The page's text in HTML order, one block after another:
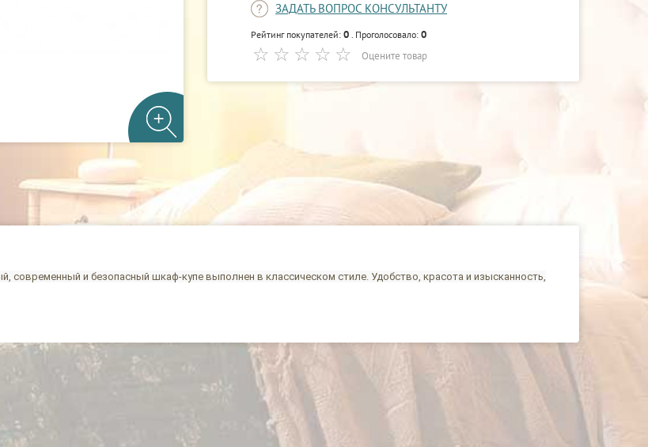
ЗАДАТЬ ВОПРОС КОНСУЛЬТАНТУ
Рейтинг покупателей: 0 . Проголосовало: 0
Оцените товар
современный и безопасный шкаф-купе выполнен в классическом стиле. Удобство, красота и изысканность,